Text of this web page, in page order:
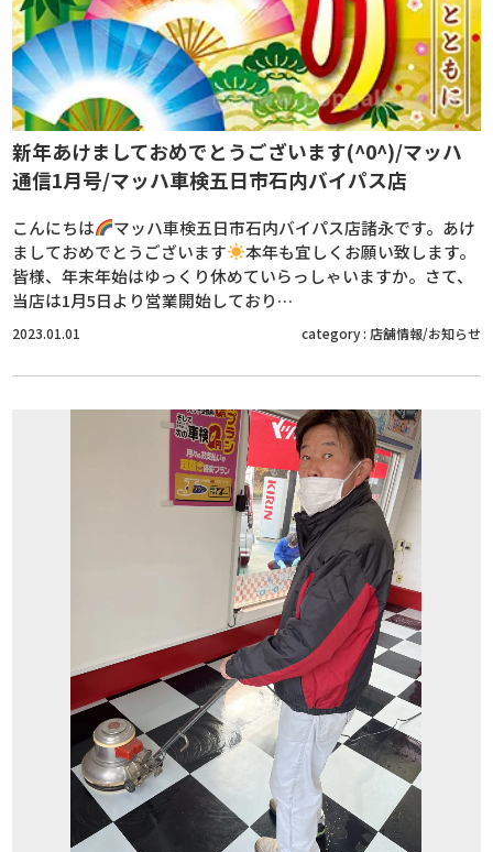
新年あけましておめでとうございます(^0^)/マッハ
通信1月号/マッハ車検五日市石内バイパス店
こんにちは
マッハ車検五日市石内バイパス店諸永です。あけ
ましておめでとうございます
本年も宜しくお願い致します。
皆様、年末年始はゆっくり休めていらっしゃいますか。さて、
当店は1月5日より営業開始しており…
2023.01.01 category : 店舗情報/お知らせ